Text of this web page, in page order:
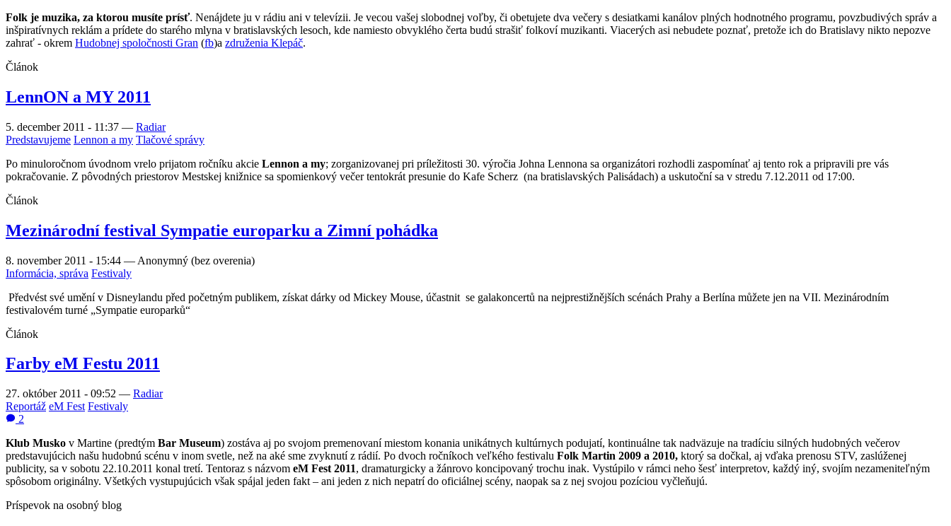
Folk je muzika, za ktorou musíte prísť. Nenájdete ju v rádiu ani v televízii. Je vecou vašej slobodnej voľby, či obetujete dva večery s desiatkami kanálov plných hodnotného programu, povzbudivých správ a
inšpiratívnych reklám a prídete do starého mlyna v bratislavských lesoch, kde namiesto obvyklého čerta budú strašiť folkoví muzikanti. Viacerých asi nebudete poznať, pretože ich do Bratislavy nikto nepozve
zahrať - okrem Hudobnej spoločnosti Gran (fb)a združenia Klepáč.
Článok
LennON a MY 2011
5. december 2011 - 11:37 — Radiar
Predstavujeme Lennon a my Tlačové správy
Po minuloročnom úvodnom vrelo prijatom ročníku akcie Lennon a my; zorganizovanej pri príležitosti 30. výročia Johna Lennona sa organizátori rozhodli zaspomínať aj tento rok a pripravili pre vás
pokračovanie. Z pôvodných priestorov Mestskej knižnice sa spomienkový večer tentokrát presunie do Kafe Scherz (na bratislavských Palisádach) a uskutoční sa v stredu 7.12.2011 od 17:00.
Článok
Mezinárodní festival Sympatie europarku a Zimní pohádka
8. november 2011 - 15:44 — Anonymný (bez overenia)
Informácia, správa Festivaly
Předvést své umění v Disneylandu před početným publikem, získat dárky od Mickey Mouse, účastnit se galakoncertů na nejprestižnějších scénách Prahy a Berlína můžete jen na VII. Mezinárodním
festivalovém turné „Sympatie europarků“
Článok
Farby eM Festu 2011
27. október 2011 - 09:52 — Radiar
Reportáž eM Fest Festivaly
2
Klub Musko v Martine (predtým Bar Museum) zostáva aj po svojom premenovaní miestom konania unikátnych kultúrnych podujatí, kontinuálne tak nadväzuje na tradíciu silných hudobných večerov
predstavujúcich našu hudobnú scénu v inom svetle, než na aké sme zvyknutí z rádií. Po dvoch ročníkoch veľkého festivalu Folk Martin 2009 a 2010, ktorý sa dočkal, aj vďaka prenosu STV, zaslúženej
publicity, sa v sobotu 22.10.2011 konal tretí. Tentoraz s názvom eM Fest 2011, dramaturgicky a žánrovo koncipovaný trochu inak. Vystúpilo v rámci neho šesť interpretov, každý iný, svojím nezameniteľným
spôsobom originálny. Všetkých vystupujúcich však spájal jeden fakt – ani jeden z nich nepatrí do oficiálnej scény, naopak sa z nej svojou pozíciou vyčleňujú.
Príspevok na osobný blog